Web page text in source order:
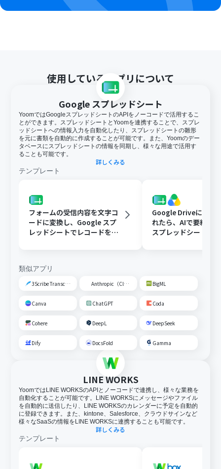
使用しているアプリについて
Google スプレッドシート
YoomではGoogleスプレッドシートのAPIをノーコードで活用するこ
とができます。スプレッドシートとYoomを連携することで、スプレ
ッドシートへの情報入力を自動化したり、スプレッドシートの雛形
を元に書類を自動的に作成することが可能です。また、Yoomのデー
タベースにスプレッドシートの情報を同期し、様々な用途で活用す
ることも可能です。
詳しくみる
テンプレート
フォームの受信内容を文字コ
ードに変換し、Google スプ
レッドシートでレコードを追
Google Driveに文書
れたら、AIで要約し
スプレッドシートの
類似アプリ
3Scribe Transcription Anthropic（Claude） BigML
Canva ChatGPT Coda
Cohere DeepL DeepSeek
Dify DocsFold Gamma
LINE WORKS
YoomではLINE WORKSのAPIとノーコードで連携し、様々な業務を
自動化することが可能です。LINE WORKSにメッセージやファイル
を自動的に送信したり、LINE WORKSのカレンダーに予定を自動的
に登録できます。また、kintone、Salesforce、クラウドサインなど
様々なSaaSの情報をLINE WORKSに連携することも可能です。
詳しくみる
テンプレート